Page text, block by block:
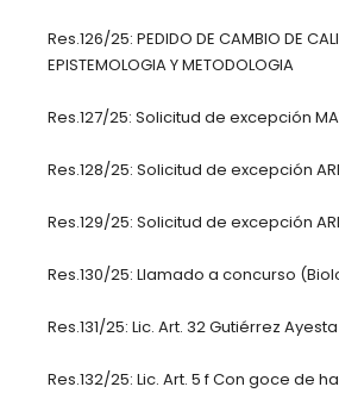
Res.126/25: PEDIDO DE CAMBIO DE
EPISTEMOLOGIA Y METODOLOGIA
Res.127/25: Solicitud de excepción
Res.128/25: Solicitud de excepción
Res.129/25: Solicitud de excepción
Res.130/25: Llamado a concurso
Res.131/25: Lic. Art. 32 Gutiérrez
Res.132/25: Lic. Art. 5 f Con goce de